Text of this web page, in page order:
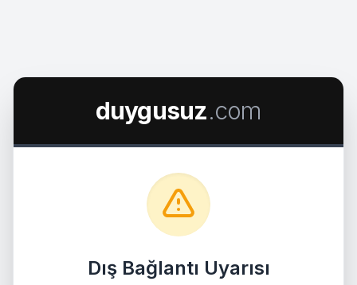
duygusuz.com
Dış Bağlantı Uyarısı